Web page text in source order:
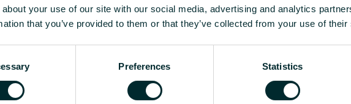
about your use of our site with our social media, advertising and analytics
that you’ve provided to them or that they’ve collected from your use of
Preferences Statistics